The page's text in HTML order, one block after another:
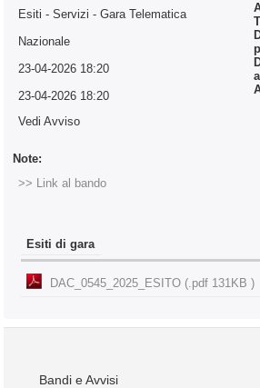
Esiti - Servizi- Gara Telematica
Nazionale
23-04-2026 18:20
23-04-2026 18:20
Vedi Avviso
Note:
>> Link al bando
Esiti di gara
DAC_0545_2025_ESITO (.pdf 131KB )
Bandi e Avvisi